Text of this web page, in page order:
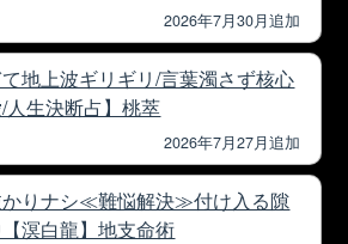
2026年7月30月追加
地上波ギリギリ/言葉濁さず核心
人生決断占】桃萃
2026年7月27月追加
かりナシ≪難悩解決≫付け入る隙
溟白龍】地支命術